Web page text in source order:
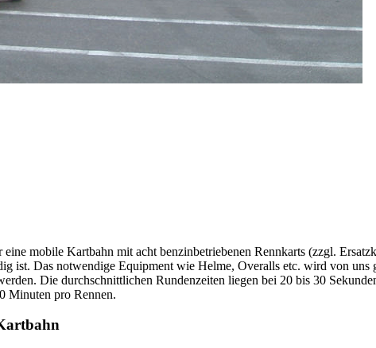
mobile Kartbahn mit acht benzinbetriebenen Rennkarts (zzgl.
ist. Das notwendige Equipment wie Helme, Overalls etc. wird von
Die durchschnittlichen Rundenzeiten liegen bei 20 bis 30
Minuten pro Rennen.